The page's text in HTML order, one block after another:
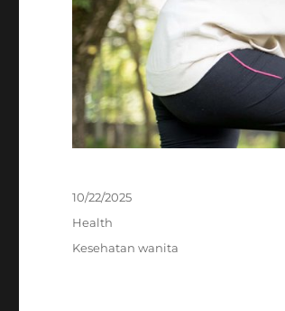
Posted
10/22/2025
Categories
Health
Tags
Kesehatan wanita